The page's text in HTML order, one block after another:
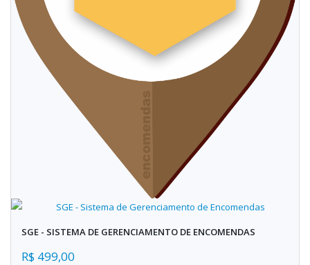
SGE - SISTEMA DE GERENCIAMENTO DE ENCOMENDAS
R$ 499,00